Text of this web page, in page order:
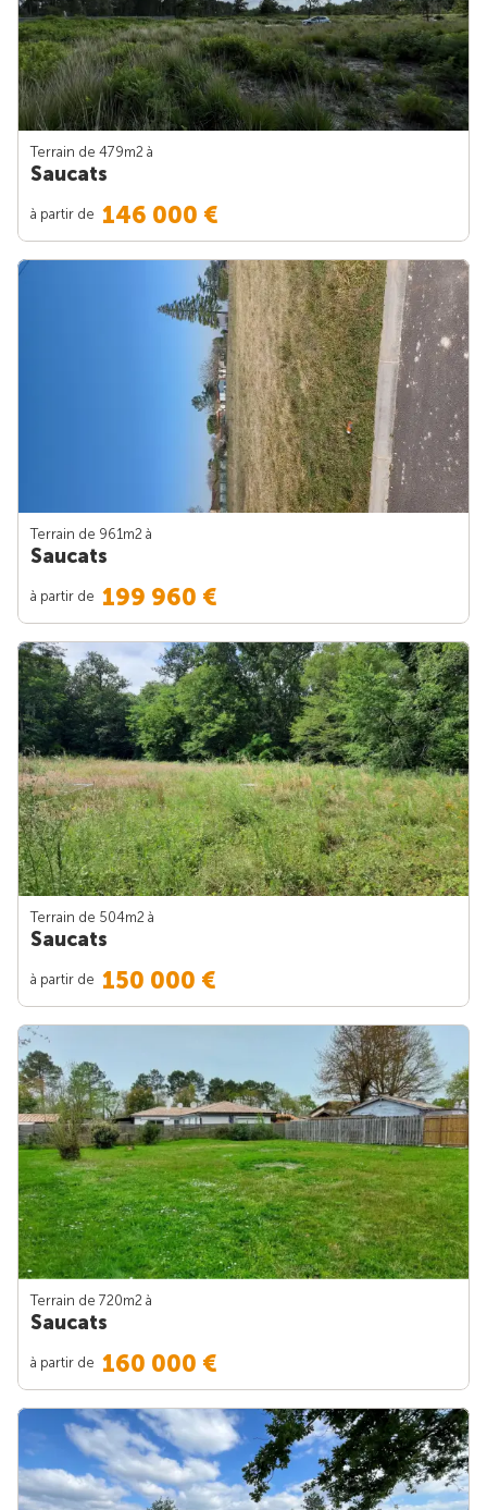
Terrain de 479m2 à
Saucats
à partir de 146 000 €
Terrain de 961m2 à
Saucats
à partir de 199 960 €
Terrain de 504m2 à
Saucats
à partir de 150 000 €
Terrain de 720m2 à
Saucats
à partir de 160 000 €